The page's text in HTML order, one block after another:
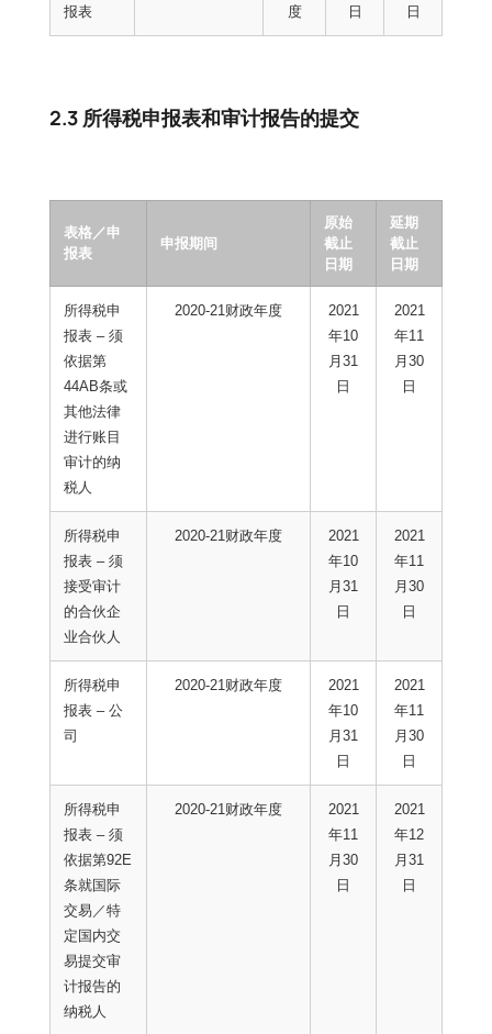
报表 度 日 日
2.3 所得税申报表和审计报告的提交
表格／申
报表
申报期间
原始
截止
日期
延期
截止
日期
所得税申
报表 – 须
依据第
44AB条或
其他法律
进行账目
审计的纳
税人
2020-21财政年度
2021
年10
月31
日
2021
年11
月30
日
所得税申
报表 – 须
接受审计
的合伙企
业合伙人
2020-21财政年度
2021
年10
月31
日
2021
年11
月30
日
所得税申
报表 – 公
司
2020-21财政年度
2021
年10
月31
日
2021
年11
月30
日
所得税申
报表 – 须
依据第92E
条就国际
交易／特
定国内交
易提交审
计报告的
纳税人
2020-21财政年度
2021
年11
月30
日
2021
年12
月31
日